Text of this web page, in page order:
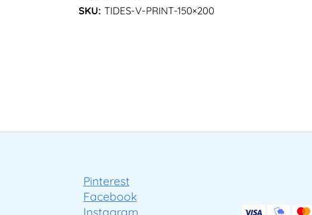
SKU: TIDES-V-PRINT-150×200
Pinterest
Facebook
Instagram